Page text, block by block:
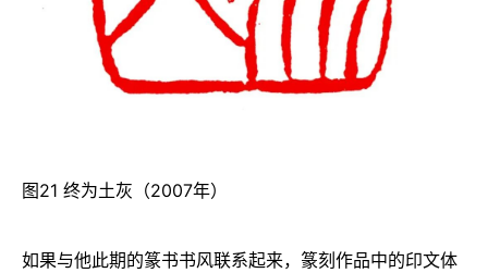
图21 终为土灰（2007年）
如果与他此期的篆书书风联系起来，篆刻作品中的印文体